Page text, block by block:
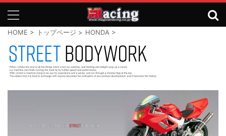
HOME > トップページ > HONDA >